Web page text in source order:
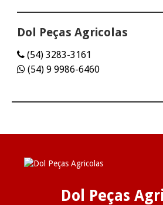
Dol Peças Agricolas
(54) 3283-3161
(54) 9 9986-6460
Dol Peças